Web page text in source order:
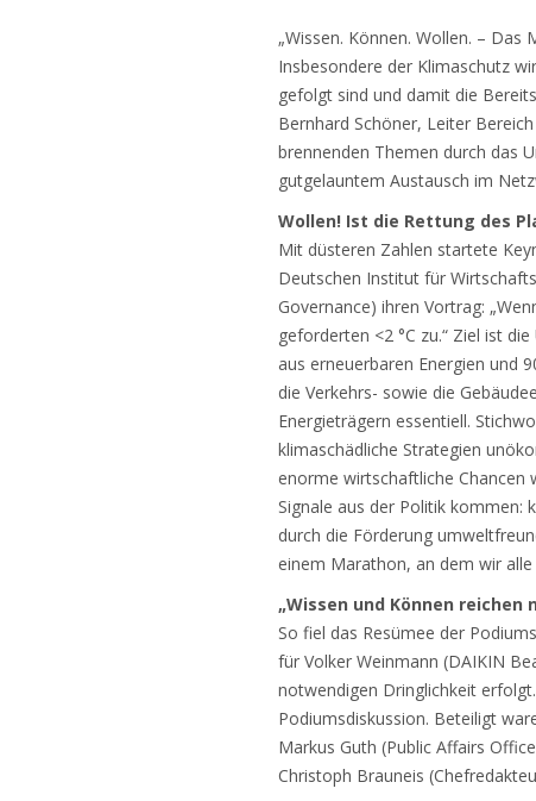
„Wissen. Können. Wollen. –
Insbesondere der Klimaschutz
gefolgt sind und damit die
Bernhard Schöner, Leiter
brennenden Themen durch das
gutgelauntem Austausch im
Wollen! Ist die Rettung des
Mit düsteren Zahlen startete
Deutschen Institut für
Governance) ihren Vortrag:
geforderten <2 °C zu.“ Ziel ist
aus erneuerbaren Energien und
die Verkehrs- sowie die
Energieträgern essentiell.
klimaschädliche Strategien
enorme wirtschaftliche Chancen
Signale aus der Politik kommen:
durch die Förderung
einem Marathon, an dem wir
„Wissen und Können reichen
So fiel das Resümee der
für Volker Weinmann (DAIKIN
notwendigen Dringlichkeit
Podiumsdiskussion. Beteiligt
Markus Guth (Public Affairs
Christoph Brauneis